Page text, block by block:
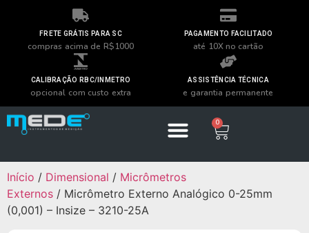
FRETE GRÁTIS PARA SC
compras acima de R$1000
PAGAMENTO FACILITADO
até 10X no cartão
CALIBRAÇÃO RBC/INMETRO
opcional com custo extra
ASSISTÊNCIA TÉCNICA
e garantia permanente
0
Início / Dimensional / Micrômetros
Externos / Micrômetro Externo Analógico 0-25mm
(0,001) – Insize – 3210-25A